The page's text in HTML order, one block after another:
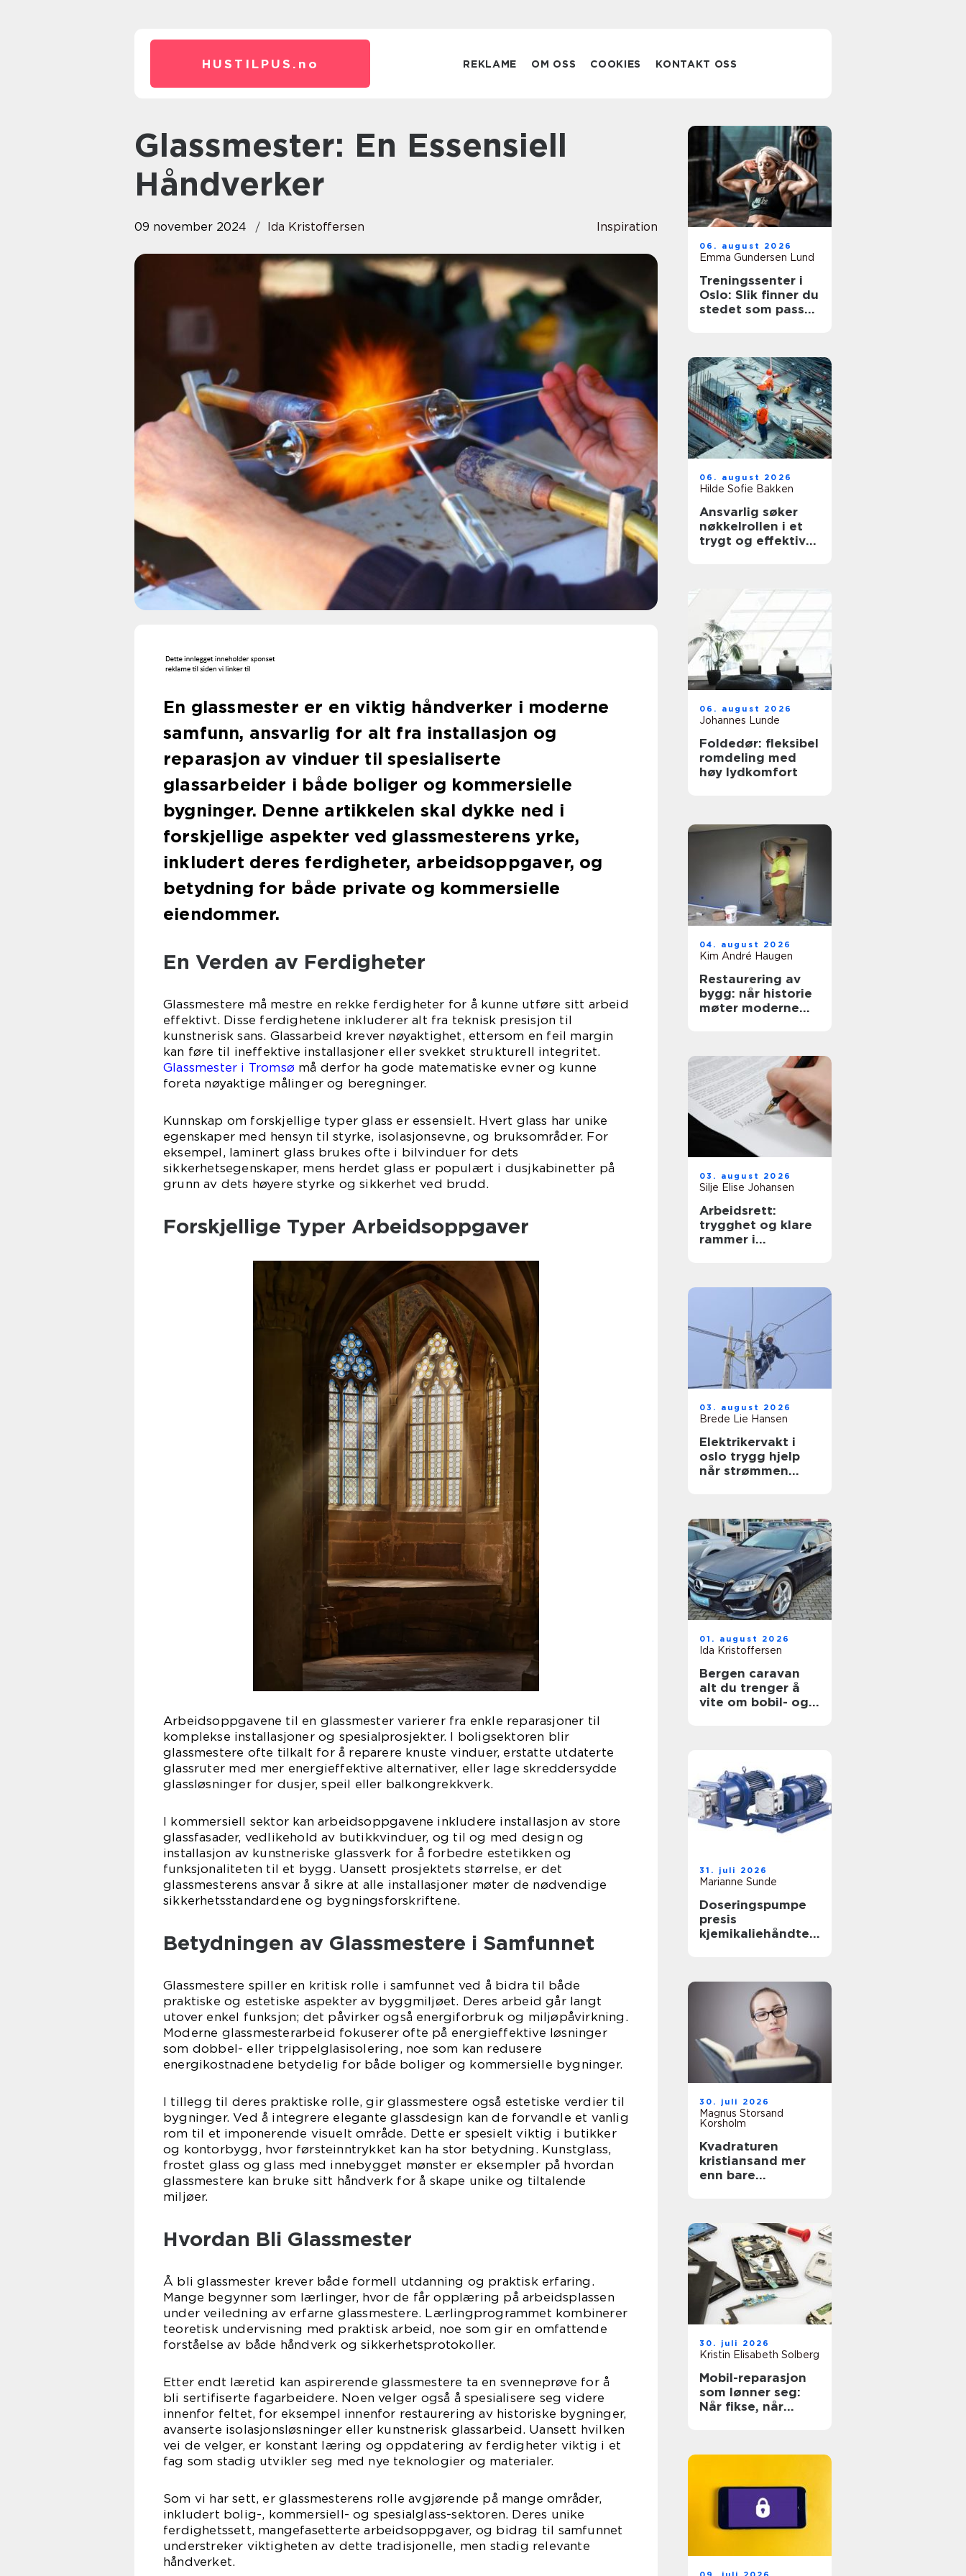
HUSTILPUS. no REKLAME OM OSS COOKIES KONTAKT OSS
Glassmester: En Essensiell
Håndverker
09 november 2024 Ida Kristoffersen Inspiration
En glassmester er en viktig håndverker i moderne
samfunn, ansvarlig for alt fra installasjon og
reparasjon av vinduer til spesialiserte
glassarbeider i både boliger og kommersielle
bygninger. Denne artikkelen skal dykke ned i
forskjellige aspekter ved glassmesterens yrke,
inkludert deres ferdigheter, arbeidsoppgaver, og
betydning for både private og kommersielle
eiendommer.
En Verden av Ferdigheter
Glassmestere må mestre en rekke ferdigheter for å kunne utføre sitt arbeid
effektivt. Disse ferdighetene inkluderer alt fra teknisk presisjon til
kunstnerisk sans. Glassarbeid krever nøyaktighet, ettersom en feil margin
kan føre til ineffektive installasjoner eller svekket strukturell integritet.
Glassmester i Tromsø må derfor ha gode matematiske evner og kunne
foreta nøyaktige målinger og beregninger.
Kunnskap om forskjellige typer glass er essensielt. Hvert glass har unike
egenskaper med hensyn til styrke, isolasjonsevne, og bruksområder. For
eksempel, laminert glass brukes ofte i bilvinduer for dets
sikkerhetsegenskaper, mens herdet glass er populært i dusjkabinetter på
grunn av dets høyere styrke og sikkerhet ved brudd.
Forskjellige Typer Arbeidsoppgaver
Arbeidsoppgavene til en glassmester varierer fra enkle reparasjoner til
komplekse installasjoner og spesialprosjekter. I boligsektoren blir
glassmestere ofte tilkalt for å reparere knuste vinduer, erstatte utdaterte
glassruter med mer energieffektive alternativer, eller lage skreddersydde
glassløsninger for dusjer, speil eller balkongrekkverk.
I kommersiell sektor kan arbeidsoppgavene inkludere installasjon av store
glassfasader, vedlikehold av butikkvinduer, og til og med design og
installasjon av kunstneriske glassverk for å forbedre estetikken og
funksjonaliteten til et bygg. Uansett prosjektets størrelse, er det
glassmesterens ansvar å sikre at alle installasjoner møter de nødvendige
sikkerhetsstandardene og bygningsforskriftene.
Betydningen av Glassmestere i Samfunnet
Glassmestere spiller en kritisk rolle i samfunnet ved å bidra til både
praktiske og estetiske aspekter av byggmiljøet. Deres arbeid går langt
utover enkel funksjon; det påvirker også energiforbruk og miljøpåvirkning.
Moderne glassmesterarbeid fokuserer ofte på energieffektive løsninger
som dobbel- eller trippelglasisolering, noe som kan redusere
energikostnadene betydelig for både boliger og kommersielle bygninger.
I tillegg til deres praktiske rolle, gir glassmestere også estetiske verdier til
bygninger. Ved å integrere elegante glassdesign kan de forvandle et vanlig
rom til et imponerende visuelt område. Dette er spesielt viktig i butikker
og kontorbygg, hvor førsteinntrykket kan ha stor betydning. Kunstglass,
frostet glass og glass med innebygget mønster er eksempler på hvordan
glassmestere kan bruke sitt håndverk for å skape unike og tiltalende
miljøer.
Hvordan Bli Glassmester
Å bli glassmester krever både formell utdanning og praktisk erfaring.
Mange begynner som lærlinger, hvor de får opplæring på arbeidsplassen
under veiledning av erfarne glassmestere. Lærlingprogrammet kombinerer
teoretisk undervisning med praktisk arbeid, noe som gir en omfattende
forståelse av både håndverk og sikkerhetsprotokoller.
Etter endt læretid kan aspirerende glassmestere ta en svenneprøve for å
bli sertifiserte fagarbeidere. Noen velger også å spesialisere seg videre
innenfor feltet, for eksempel innenfor restaurering av historiske bygninger,
avanserte isolasjonsløsninger eller kunstnerisk glassarbeid. Uansett hvilken
vei de velger, er konstant læring og oppdatering av ferdigheter viktig i et
fag som stadig utvikler seg med nye teknologier og materialer.
Som vi har sett, er glassmesterens rolle avgjørende på mange områder,
inkludert bolig-, kommersiell- og spesialglass-sektoren. Deres unike
ferdighetssett, mangefasetterte arbeidsoppgaver, og bidrag til samfunnet
understreker viktigheten av dette tradisjonelle, men stadig relevante
håndverket.
06. august 2026
Emma Gundersen Lund
Treningssenter i
Oslo: Slik finner du
stedet som passer
06. august 2026
Hilde Sofie Bakken
Ansvarlig søker
nøkkelrollen i et
trygt og effektivt
06. august 2026
Johannes Lunde
Foldedør: fleksibel
romdeling med
høy lydkomfort
04. august 2026
Kim André Haugen
Restaurering av
bygg: når historie
møter moderne
03. august 2026
Silje Elise Johansen
Arbeidsrett:
trygghet og klare
rammer i
03. august 2026
Brede Lie Hansen
Elektrikervakt i
oslo trygg hjelp
når strømmen
01. august 2026
Ida Kristoffersen
Bergen caravan
alt du trenger å
vite om bobil- og
31. juli 2026
Marianne Sunde
Doseringspumpe
presis
kjemikaliehåndteri
30. juli 2026
Magnus Storsand
Korsholm
Kvadraturen
kristiansand mer
enn bare
30. juli 2026
Kristin Elisabeth Solberg
Mobil-reparasjon
som lønner seg:
Når fikse, når